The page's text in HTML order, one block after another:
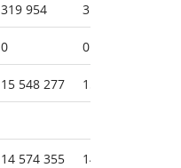
319 954 313 953
0 0
15 548 277 15 526 044
14 574 355 14 553 553